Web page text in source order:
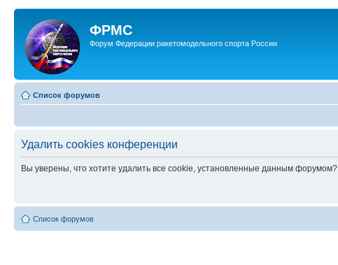
ФРМС
Форум Федерации ракетомодельного спорта России
Список форумов
Удалить cookies конференции
Вы уверены, что хотите удалить все cookie, установленные данным форумом?
Список форумов